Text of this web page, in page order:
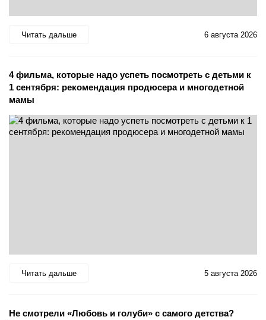
Читать дальше 6 августа 2026
4 фильма, которые надо успеть посмотреть с детьми к
1 сентября: рекомендация продюсера и многодетной
мамы
Читать дальше 5 августа 2026
Не смотрели «Любовь и голуби» с самого детства?